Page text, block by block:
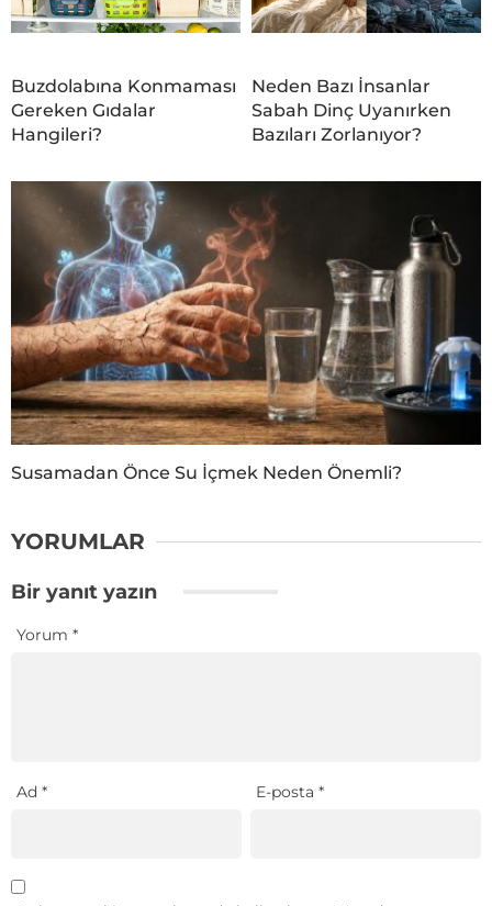
Buzdolabına Konmaması
Gereken Gıdalar
Hangileri?
Neden Bazı İnsanlar
Sabah Dinç Uyanırken
Bazıları Zorlanıyor?
Susamadan Önce Su İçmek Neden Önemli?
YORUMLAR
Bir yanıt yazın
Yorum *
Ad * E-posta*